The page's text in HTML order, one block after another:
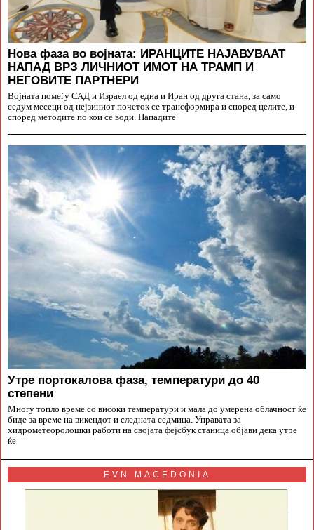
Нова фаза во војната: ИРАНЦИТЕ НАЈАВУВААТ
НАПАД ВРЗ ЛИЧНИОТ ИМОТ НА ТРАМП И
НЕГОВИТЕ ПАРТНЕРИ
Војната помеѓу САД и Израел од една и Иран од друга стана, за само
седум месеци од нејзиниот почеток се трансформира и според целите, и
според методите по кои се води. Нападите
Утре портокалова фаза, температури до 40
степени
Многу топло време со високи температури и мала до умерена облачност ќе
биде за време на викендот и следната седмица. Управата за
хидрометеоролошки работи на својата фејсбук станица објави дека утре
ќе
EVN MACEDONIA